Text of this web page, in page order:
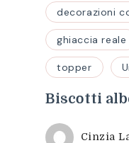
decorazioni
ghiaccia reale
topper
Biscotti
Cinzia